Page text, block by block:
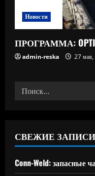
Новости
ПРОГРАММА:
admin-reska 27
Найти:
СВЕЖИЕ ЗАПИСИ
Conn-Weld: запасные